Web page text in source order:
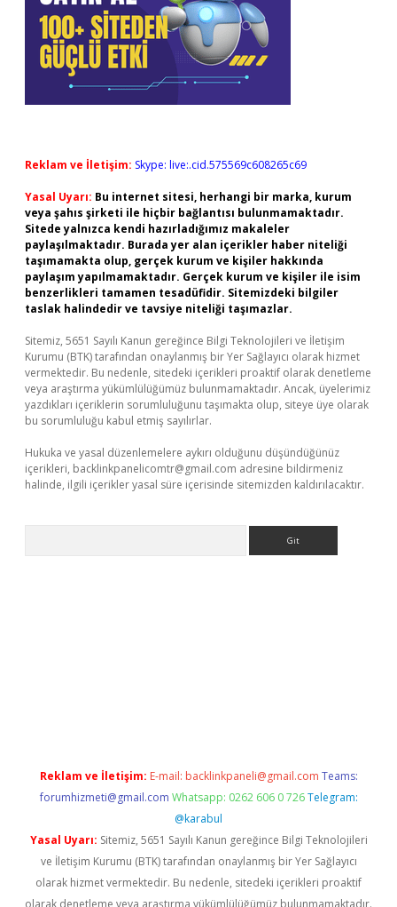
Reklam ve İletişim: Skype: live:.cid.575569c608265c69
Yasal Uyarı: Bu internet sitesi, herhangi bir marka, kurum
veya şahıs şirketi ile hiçbir bağlantısı bulunmamaktadır.
Sitede yalnızca kendi hazırladığımız makaleler
paylaşılmaktadır. Burada yer alan içerikler haber niteliği
taşımamakta olup, gerçek kurum ve kişiler hakkında
paylaşım yapılmamaktadır. Gerçek kurum ve kişiler ile isim
benzerlikleri tamamen tesadüfidir. Sitemizdeki bilgiler
taslak halindedir ve tavsiye niteliği taşımazlar.
Sitemiz, 5651 Sayılı Kanun gereğince Bilgi Teknolojileri ve İletişim
Kurumu (BTK) tarafından onaylanmış bir Yer Sağlayıcı olarak hizmet
vermektedir. Bu nedenle, sitedeki içerikleri proaktif olarak denetleme
veya araştırma yükümlülüğümüz bulunmamaktadır. Ancak, üyelerimiz
yazdıkları içeriklerin sorumluluğunu taşımakta olup, siteye üye olarak
bu sorumluluğu kabul etmiş sayılırlar.
Hukuka ve yasal düzenlemelere aykırı olduğunu düşündüğünüz
içerikleri, backlinkpanelicomtr@gmail.com adresine bildirmeniz
halinde, ilgili içerikler yasal süre içerisinde sitemizden kaldırılacaktır.
Reklam ve İletişim: E-mail: backlinkpaneli@gmail.com Teams:
forumhizmeti@gmail.com Whatsapp: 0262 606 0 726 Telegram:
@karabul
Yasal Uyarı: Sitemiz, 5651 Sayılı Kanun gereğince Bilgi Teknolojileri
ve İletişim Kurumu (BTK) tarafından onaylanmış bir Yer Sağlayıcı
olarak hizmet vermektedir. Bu nedenle, sitedeki içerikleri proaktif
olarak denetleme veya araştırma yükümlülüğümüz bulunmamaktadır.